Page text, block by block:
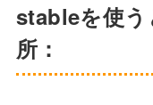
stableを使
所：